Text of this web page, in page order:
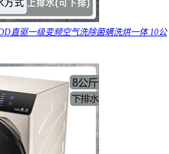
直驱一级变频空气洗除菌螨洗烘一体 10公